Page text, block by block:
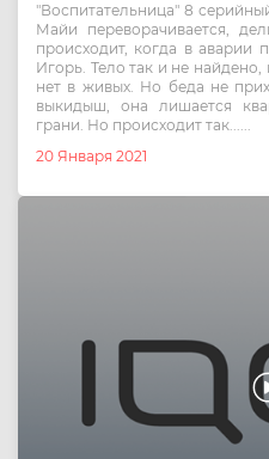
"Воспитательница" 8
Майи переворачивается,
происходит, когда в аварии
Игорь. Тело так и не
нет в живых. Но беда не
выкидыш, она лишается
грани. Но происходит так......
20 Января 2021